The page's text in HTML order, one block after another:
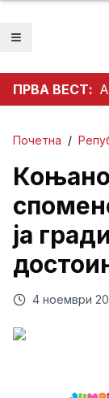
Отвори мени
ПРВА ВЕСТ:
Почетна /
ја
4 ноември